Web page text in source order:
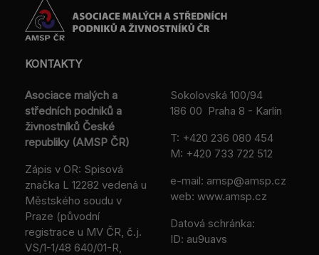
KONTAKTY
Asociace malých a
středních podniků a
živnostníků České
republiky (AMSP ČR)
Zápis v OR: Spisová
značka L 12282 vedená u
Městského soudu v
Praze (původní
registrace u MV ČR, č.j.
VS/1-1/48 640/01-R,
Sokolovská 100/94
186 00 Praha 8 - Karlín
T: +420 236 080 454
M: +420 733 722 512
e-mail: amsp@amsp.cz
web: www.amsp.cz
Datová schránka:
ID: au9uavs